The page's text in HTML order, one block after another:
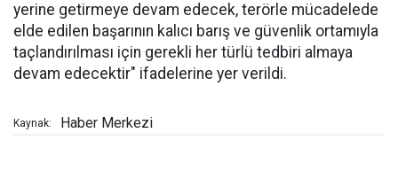
yerine getirmeye devam edecek, terörle mücadelede
elde edilen başarının kalıcı barış ve güvenlik ortamıyla
taçlandırılması için gerekli her türlü tedbiri almaya
devam edecektir" ifadelerine yer verildi.
Kaynak: Haber Merkezi